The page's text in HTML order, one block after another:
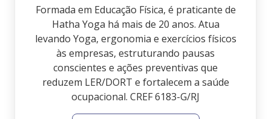
Formada em Educação Física, é praticante de
Hatha Yoga há mais de 20 anos. Atua
levando Yoga, ergonomia e exercícios físicos
às empresas, estruturando pausas
conscientes e ações preventivas que
reduzem LER/DORT e fortalecem a saúde
ocupacional. CREF 6183-G/RJ